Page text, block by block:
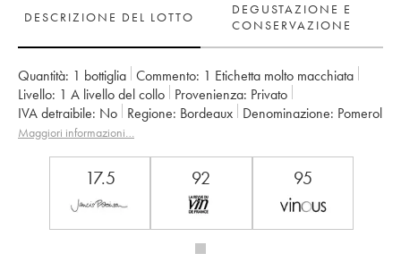
DESCRIZIONE DEL LOTTO
DEGUSTAZIONE E
CONSERVAZIONE
Quantità: 1 bottiglia Commento: 1 Etichetta molto macchiata
Livello: 1 A livello del collo Provenienza:
privato
IVA detraibile:
no Regione: Bordeaux Denominazione: Pomerol
Proprietario:
GFA du Château Gazin
Maggiori informazioni…
17.5 92 95